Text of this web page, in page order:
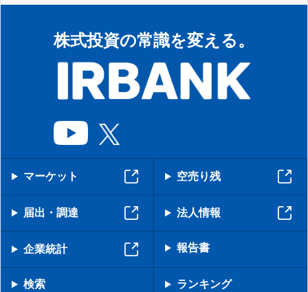
株式投資の常識を変える。
マーケット 空売り残
届出・調達 法人情報
企業統計 報告書
検索 ランキング